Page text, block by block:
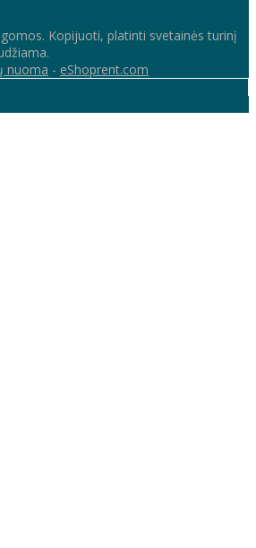
Kopijuoti, platinti svetainės turinį
nuoma - eShoprent.com